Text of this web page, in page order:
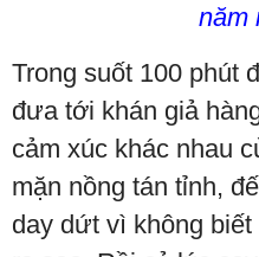
năm
Trong suốt 100 phút
đưa tới khán giả
cảm xúc khác nhau
mặn nồng tán tỉnh,
day dứt vì không